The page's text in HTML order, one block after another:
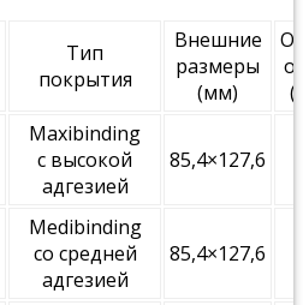
Тип
покрытия
Внешние
размеры
(мм)
Maxibinding
с высокой
адгезией
85,4×127,6
Medibinding
со средней
адгезией
85,4×127,6